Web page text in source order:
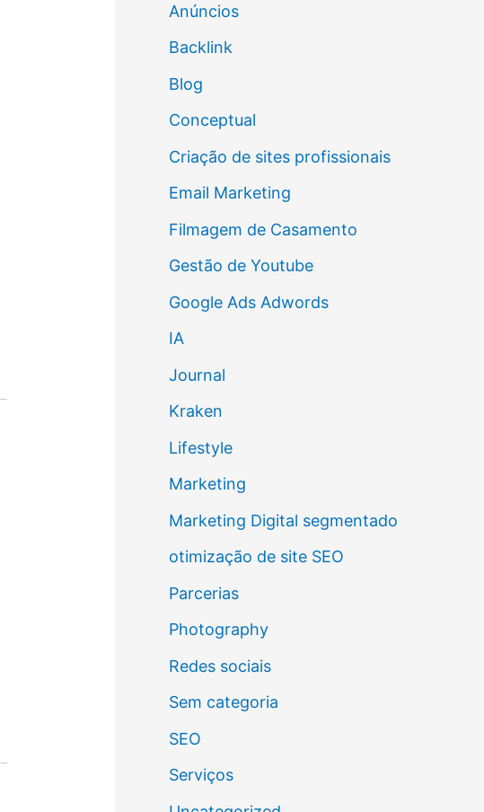
Anúncios
Backlink
Blog
Conceptual
Criação de sites profissionais
Email Marketing
Filmagem de Casamento
Gestão de Youtube
Google Ads Adwords
IA
Journal
Kraken
Lifestyle
Marketing
Marketing Digital segmentado
otimização de site SEO
Parcerias
Photography
Redes sociais
Sem categoria
SEO
Serviços